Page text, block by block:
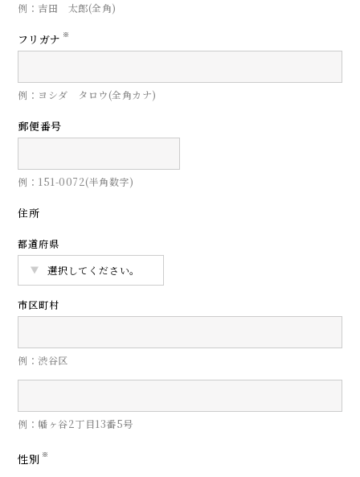
例：吉田 太郎(全角)
フリガナ ※
例：ヨシダ タロウ(全角カナ)
郵便番号
例：151-0072(半角数字)
住所
都道府県
市区町村
例：渋谷区
例：幡ヶ谷2丁目13番5号
性別 ※